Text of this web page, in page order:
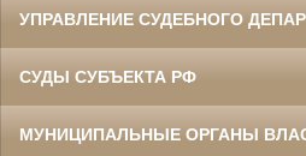
УПРАВЛЕНИЕ СУДЕБНОГО
СУДЫ СУБЪЕКТА РФ
МУНИЦИПАЛЬНЫЕ ОРГАНЫ